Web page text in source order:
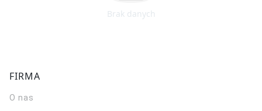
Brak danych
FIRMA
O nas